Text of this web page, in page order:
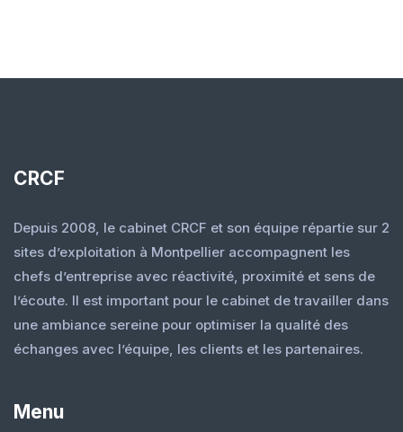
CRCF
Depuis 2008, le cabinet CRCF et son équipe répartie sur 2
sites d’exploitation à Montpellier accompagnent les
chefs d’entreprise avec réactivité, proximité et sens de
l’écoute. Il est important pour le cabinet de travailler dans
une ambiance sereine pour optimiser la qualité des
échanges avec l’équipe, les clients et les partenaires.
Menu